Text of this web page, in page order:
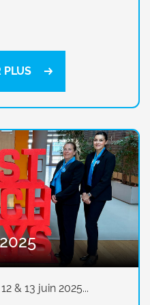
PLUS
& 13 juin 2025...